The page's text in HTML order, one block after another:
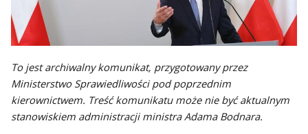
To jest archiwalny komunikat, przygotowany przez
Ministerstwo Sprawiedliwości pod poprzednim
kierownictwem. Treść komunikatu może nie być aktualnym
stanowiskiem administracji ministra Adama Bodnara.